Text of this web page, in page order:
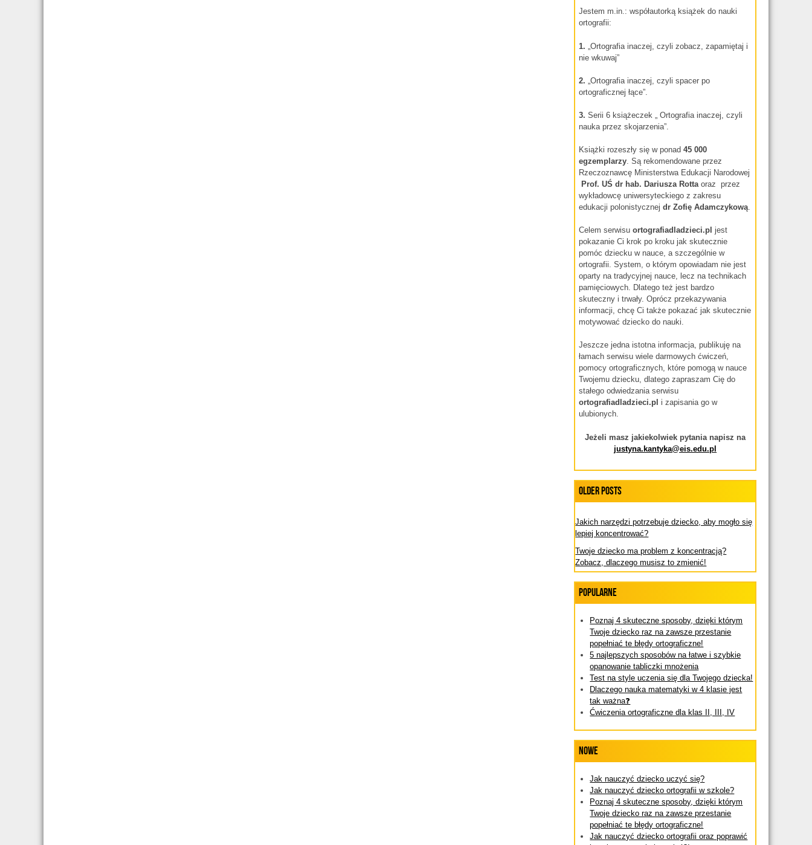
Jestem m.in.: współautorką książek do nauki
ortografii:
1. „Ortografia inaczej, czyli zobacz, zapamiętaj i
nie wkuwaj”
2. „Ortografia inaczej, czyli spacer po
ortograficznej łące”.
3. Serii 6 książeczek „ Ortografia inaczej, czyli
nauka przez skojarzenia”.
Książki rozeszły się w ponad45 000
egzemplarzy. Są rekomendowane przez
Rzeczoznawcę Ministerstwa Edukacji Narodowej
Prof. UŚ dr hab. Dariusza Rottaoraz przez
wykładowcę uniwersyteckiego z zakresu
edukacji polonistycznej dr Zofię Adamczykową.
Celem serwisuortografiadladzieci.pl jest
pokazanie Ci krok po kroku jak skutecznie
pomóc dziecku w nauce, a szczególnie w
ortografii. System, o którym opowiadam nie jest
oparty na tradycyjnej nauce, lecz na technikach
pamięciowych. Dlatego też jest bardzo
skuteczny i trwały. Oprócz przekazywania
informacji, chcę Ci także pokazać jak skutecznie
motywować dziecko do nauki.
Jeszcze jedna istotna informacja, publikuję na
łamach serwisu wiele darmowych ćwiczeń,
pomocy ortograficznych, które pomogą w nauce
Twojemu dziecku, dlatego zapraszam Cię do
stałego odwiedzania serwisu
ortografiadladzieci.pli zapisania go w
ulubionych.
Jeżeli masz jakiekolwiek pytania napisz na
justyna.kantyka@eis.edu.pl
Older Posts
Jakich narzędzi potrzebuje dziecko, aby mogło się
lepiej koncentrować?
Twoje dziecko ma problem z koncentracją?
Zobacz, dlaczego musisz to zmienić!
Popularne
Poznaj 4 skuteczne sposoby, dzięki którym
Twoje dziecko raz na zawsze przestanie
popełniać te błędy ortograficzne!
5 najlepszych sposobów na łatwe i szybkie
opanowanie tabliczki mnożenia
Test na style uczenia się dla Twojego dziecka!
Dlaczego nauka matematyki w 4 klasie jest
tak ważna❓
Ćwiczenia ortograficzne dla klas II, III, IV
Nowe
Jak nauczyć dziecko uczyć się?
Jak nauczyć dziecko ortografii w szkole?
Poznaj 4 skuteczne sposoby, dzięki którym
Twoje dziecko raz na zawsze przestanie
popełniać te błędy ortograficzne!
Jak nauczyć dziecko ortografii oraz poprawić